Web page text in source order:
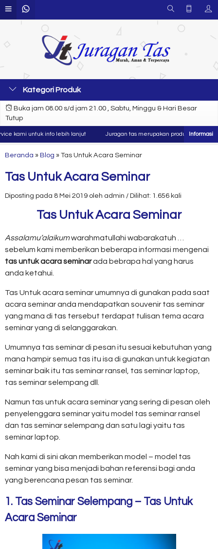
Kategori Produk
Buka jam 08.00 s/d jam 21.00 , Sabtu, Minggu & Hari Besar
Tutup
untuk info lebih lanjut Juragan tas merupakan produsen dan
Beranda » Blog » Tas Untuk Acara Seminar
Tas Untuk Acara Seminar
Diposting pada 8 Mei 2019 oleh admin / Dilihat: 1.656 kali
Tas Untuk Acara Seminar
Assalamu’alaikumwarahmatullahi wabarakatuh …
sebelum kami memberikan beberapa informasi mengenai
tas untuk acara seminarada bebrapa hal yang harus
anda ketahui.
Tas Untuk acara seminar umumnya di gunakan pada saat
acara seminar anda mendapatkan souvenir tas seminar
yang mana di tas tersebut terdapat tulisan tema acara
seminar yang di selanggarakan.
Umumnya tas seminar di pesan itu sesuai kebutuhan yang
mana hampir semua tas itu isa di gunakan untuk kegiatan
seminar baik itu tas seminar ransel, tas seminar laptop,
tas seminar selempang dll.
Namun tas untuk acara seminar yang sering di pesan oleh
penyelenggara seminar yaitu model tas seminar ransel
dan tas seminar selempang dan satu lagi yaitu tas
seminar laptop.
Nah kami di sini akan memberikan model – model tas
seminar yang bisa menjadi bahan referensi bagi anda
yang berencana pesan tas seminar.
1. Tas Seminar Selempang – Tas Untuk
Acara Seminar